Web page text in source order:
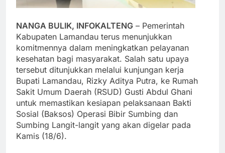
NANGA BULIK, INFOKALTENG – Pemerintah
Kabupaten Lamandau terus menunjukkan
komitmennya dalam meningkatkan pelayanan
kesehatan bagi masyarakat. Salah satu upaya
tersebut ditunjukkan melalui kunjungan kerja
Bupati Lamandau, Rizky Aditya Putra, ke Rumah
Sakit Umum Daerah (RSUD) Gusti Abdul Ghani
untuk memastikan kesiapan pelaksanaan Bakti
Sosial (Baksos) Operasi Bibir Sumbing dan
Sumbing Langit-langit yang akan digelar pada
Kamis (18/6).